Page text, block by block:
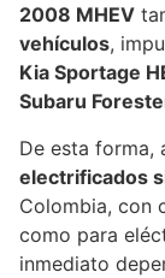
2008 MHEV
vehículos,
Kia Sportage
Subaru
De esta forma,
electrificados
Colombia, con
como para
inmediato